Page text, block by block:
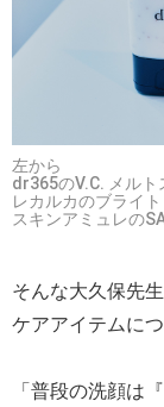
左から
dr365のV.C. メルト
レカルカのブライ
スキンアミュレの
そんな大久保先
ケアアイテムに
「普段の洗顔は